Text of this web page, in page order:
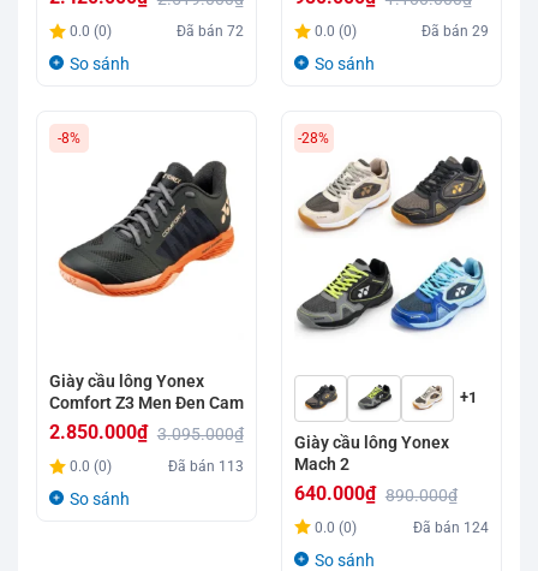
Giá
gốc
Giá
hiện
2.420.000₫.
0.0 (0) Đã bán72
So sánh
Giá
gốc
Giá
hiện
950.000₫.
0.0 (0) Đã bán29
So sánh
-8%
Giày cầu lông Yonex
Comfort Z3 Men Đen Cam
3.095.000₫
Giá
gốc
2.850.000₫
Giá
hiện
0.0 (0) Đã bán 113
So sánh
-28%
+1
Giày cầu lông Yonex
Mach 2
890.000₫
Giá
gốc
640.000₫
Giá
hiện
0.0 (0) Đã bán 124
So sánh